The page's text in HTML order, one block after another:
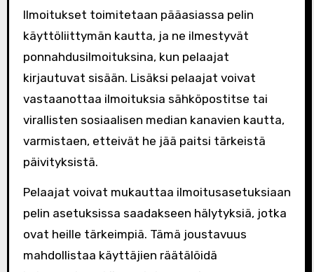
Ilmoitukset toimitetaan pääasiassa pelin
käyttöliittymän kautta, ja ne ilmestyvät
ponnahdusilmoituksina, kun pelaajat
kirjautuvat sisään. Lisäksi pelaajat voivat
vastaanottaa ilmoituksia sähköpostitse tai
virallisten sosiaalisen median kanavien kautta,
varmistaen, etteivät he jää paitsi tärkeistä
päivityksistä.
Pelaajat voivat mukauttaa ilmoitusasetuksiaan
pelin asetuksissa saadakseen hälytyksiä, jotka
ovat heille tärkeimpiä. Tämä joustavuus
mahdollistaa käyttäjien räätälöidä